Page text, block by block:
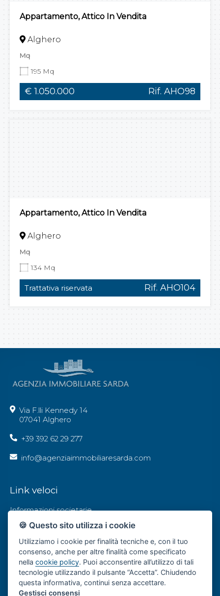
Appartamento, Attico In Vendita
Alghero
Mq
195 Mq
€ 1.050.000 Rif. AHO98
Appartamento, Attico In Vendita
Alghero
Mq
134 Mq
Trattativa riservata Rif. AHO104
Via F.lli Kennedy 14
07041 Alghero
+39 392 62 29 277
info@agenziaimmobiliaresarda.com
Link veloci
Informazioni societarie
Privacy Policy
Contatti
Social
🍪 Questo sito utilizza i cookie
Utilizziamo i cookie per finalità tecniche e, con il tuo
consenso, anche per altre finalità come specificato
nellacookie policy. Puoi acconsentire all’utilizzo di tali
tecnologie utilizzando il pulsante “Accetta”. Chiudendo
questa informativa, continui senza accettare.
Gestisci consensi